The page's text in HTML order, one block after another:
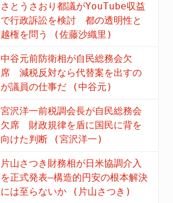
さとうさおり都議がYouTube収益
で行政訴訟を検討 都の透明性と
越権を問う (佐藤沙織里)
中谷元前防衛相が自民総務会欠
席 減税反対なら代替案を出すの
が議員の仕事だ (中谷元)
宮沢洋一前税調会長が自民総務会
欠席 財政規律を盾に国民に背を
向けた判断 (宮沢洋一)
片山さつき財務相が日米協調介入
を正式発表―構造的円安の根本解決
には至らないか (片山さつき)